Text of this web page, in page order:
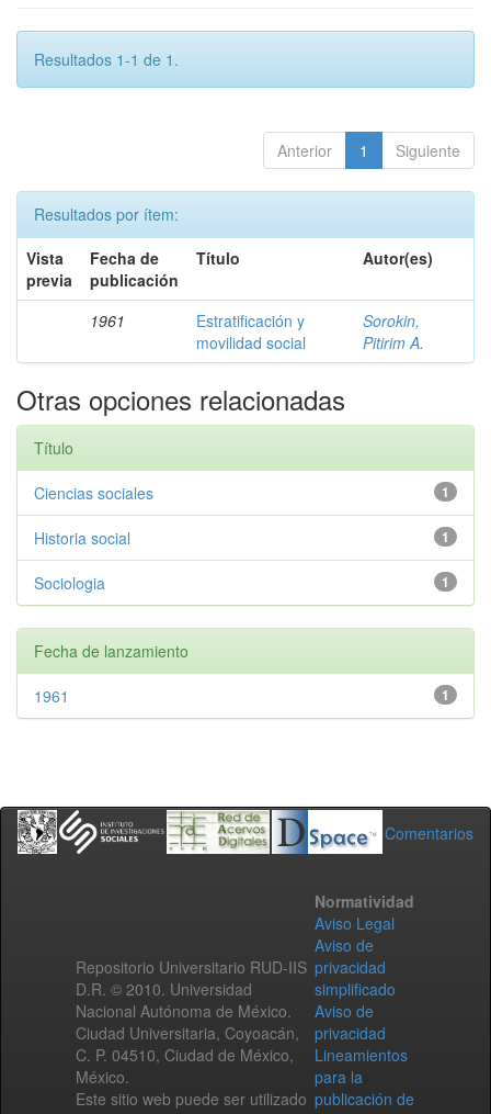
Resultados 1-1 de 1.
Anterior 1 Siguiente
Resultados por ítem:
Vista
previa
Fecha de
publicación
Título Autor(es)
1961
Estratificación y
movilidad social
Sorokin,
Pitirim A.
Otras opciones relacionadas
Título
1
Ciencias sociales
1
Historia social
1
Sociologia
Fecha de lanzamiento
1
1961
Comentarios
Repositorio Universitario RUD-IIS
D.R. © 2010. Universidad
Nacional Autónoma de México.
Ciudad Universitaria, Coyoacán,
C. P. 04510, Ciudad de México,
México.
Este sitio web puede ser utilizado
Normatividad
Aviso Legal
Aviso de
privacidad
simplificado
Aviso de
privacidad
Lineamientos
para la
publicación de